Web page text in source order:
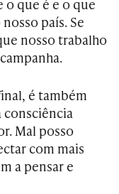
que é e o que
país. Se
nosso trabalho
é também
consciência
Mal posso
com mais
a pensar e